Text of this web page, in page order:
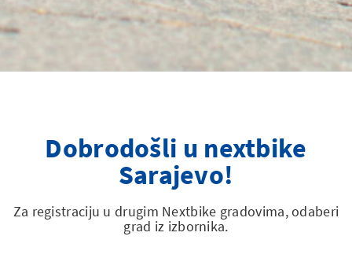
Dobrodošli u nextbike
Sarajevo!
Za registraciju u drugim Nextbike gradovima, odaberi
grad iz izbornika.